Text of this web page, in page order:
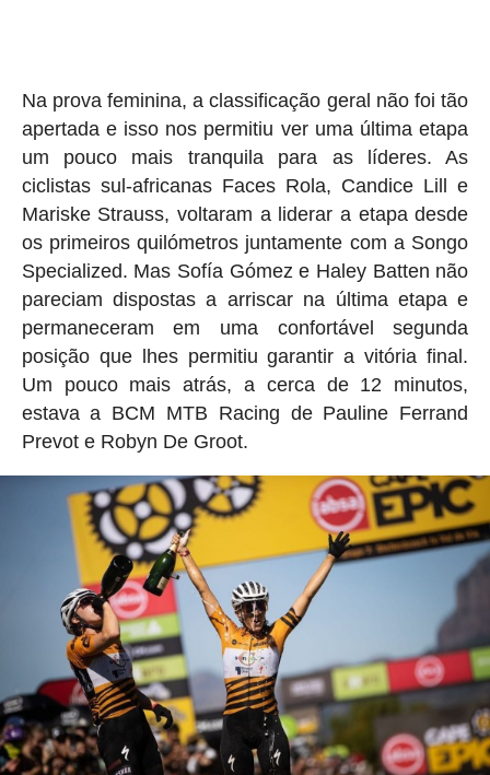
Na prova feminina, a classificação geral não foi tão
apertada e isso nos permitiu ver uma última etapa
um pouco mais tranquila para as líderes. As
ciclistas sul-africanas Faces Rola, Candice Lill e
Mariske Strauss, voltaram a liderar a etapa desde
os primeiros quilómetros juntamente com a Songo
Specialized. Mas Sofía Gómez e Haley Batten não
pareciam dispostas a arriscar na última etapa e
permaneceram em uma confortável segunda
posição que lhes permitiu garantir a vitória final.
Um pouco mais atrás, a cerca de 12 minutos,
estava a BCM MTB Racing de Pauline Ferrand
Prevot e Robyn De Groot.